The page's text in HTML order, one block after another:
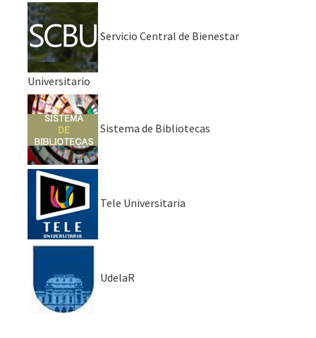
Servicio Central de Bienestar
Universitario
Sistema de Bibliotecas
Tele Universitaria
UdelaR